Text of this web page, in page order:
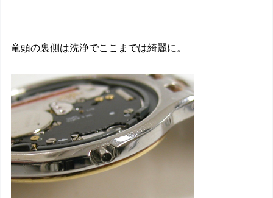
竜頭の裏側は洗浄でここまでは綺麗に。